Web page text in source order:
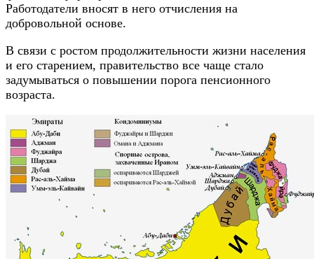
Работодатели вносят в него отчисления на
добровольной основе.
В связи с ростом продолжительности жизни населения
и его старением, правительство все чаще стало
задумываться о повышении порога пенсионного
возраста.